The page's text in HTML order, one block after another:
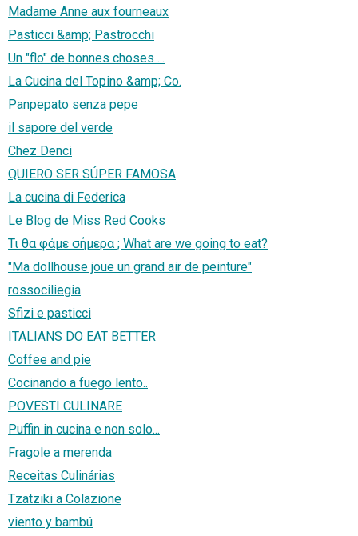
Madame Anne aux fourneaux
Pasticci &amp; Pastrocchi
Un "flo" de bonnes choses ...
La Cucina del Topino &amp; Co.
Panpepato senza pepe
il sapore del verde
Chez Denci
QUIERO SER SÚPER FAMOSA
La cucina di Federica
Le Blog de Miss Red Cooks
Τι θα φάμε σήμερα ; What are we going to eat?
"Ma dollhouse joue un grand air de peinture"
rossociliegia
Sfizi e pasticci
ITALIANS DO EAT BETTER
Coffee and pie
Cocinando a fuego lento..
POVESTI CULINARE
Puffin in cucina e non solo...
Fragole a merenda
Receitas Culinárias
Tzatziki a Colazione
viento y bambú